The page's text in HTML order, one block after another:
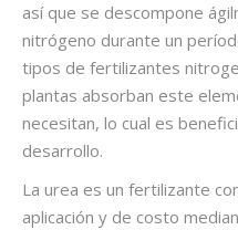
así que se descompone
nitrógeno durante un
tipos de fertilizantes
plantas absorban este
necesitan, lo cual es
desarrollo.
La urea es un fertilizante
aplicación y de costo